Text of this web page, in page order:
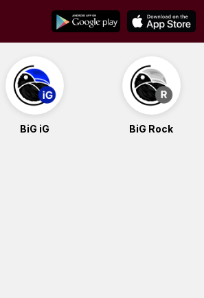
BiG iG BiG Rock